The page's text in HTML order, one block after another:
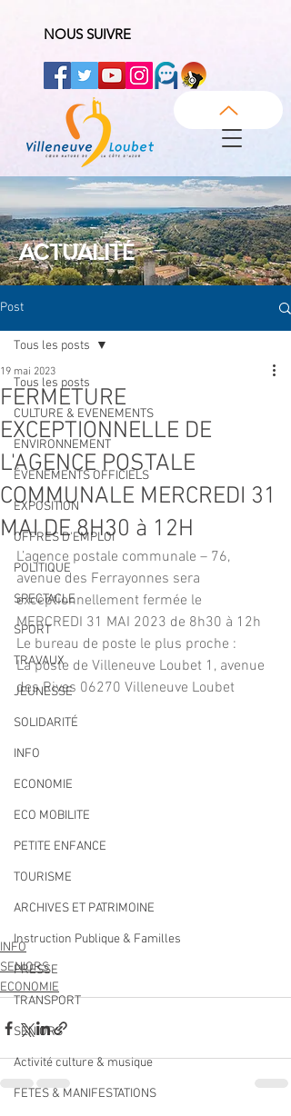
NOUS SUIVRE
ACTUALITÉ
Post
Tous les posts
CULTURE & EVENEMENTS
ENVIRONNEMENT
ÉVÉNEMENTS OFFICIELS
EXPOSITION
OFFRES D'EMPLOI
POLITIQUE
SPECTACLE
SPORT
TRAVAUX
JEUNESSE
SOLIDARITÉ
INFO
ECONOMIE
ECO MOBILITE
PETITE ENFANCE
TOURISME
ARCHIVES ET PATRIMOINE
Instruction Publique & Familles
PRESSE
TRANSPORT
SENIORS
Activité culture & musique
FETES & MANIFESTATIONS
Tous les posts
FERMETURE
EXCEPTIONNELLE DE
L'AGENCE POSTALE
COMMUNALE MERCREDI 31
MAI DE 8H30 à 12H
19 mai 2023
L’agence postale communale – 76,
avenue des Ferrayonnes sera
exceptionnellement fermée le
MERCREDI 31 MAI 2023 de 8h30 à 12h
Le bureau de poste le plus proche :
La poste de Villeneuve Loubet 1, avenue
des Rives 06270 Villeneuve Loubet
INFO
SENIORS
ECONOMIE